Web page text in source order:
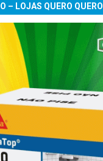
– LOJAS QUERO QUERO